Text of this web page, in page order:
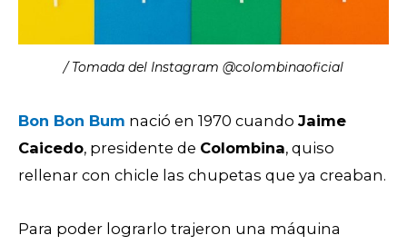
/ Tomada del Instagram @colombinaoficial
Bon Bon Bum nació en 1970 cuando Jaime
Caicedo, presidente de Colombina, quiso
rellenar con chicle las chupetas que ya creaban.
Para poder lograrlo trajeron una máquina